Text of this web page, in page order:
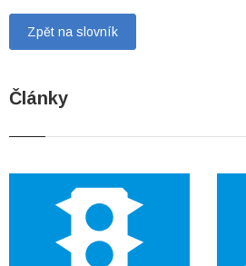
Zpět na slovník
Články